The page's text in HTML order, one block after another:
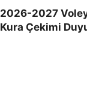
2026-2027
Kura Çekimi